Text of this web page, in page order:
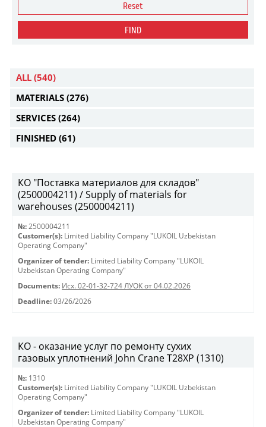
Reset
FIND
ALL (540)
MATERIALS (276)
SERVICES (264)
FINISHED (61)
КО "Поставка материалов для складов"
(2500004211) / Supply of materials for
warehouses (2500004211)
№: 2500004211
Customer(s): Limited Liability Company "LUKOIL Uzbekistan
Operating Company"
Organizer of tender: Limited Liability Company "LUKOIL
Uzbekistan Operating Company"
Documents: Исх. 02-01-32-724 ЛУОК от 04.02.2026
Deadline: 03/26/2026
КО - оказание услуг по ремонту сухих
газовых уплотнений John Crane T28XP (1310)
№: 1310
Customer(s): Limited Liability Company "LUKOIL Uzbekistan
Operating Company"
Organizer of tender: Limited Liability Company "LUKOIL
Uzbekistan Operating Company"